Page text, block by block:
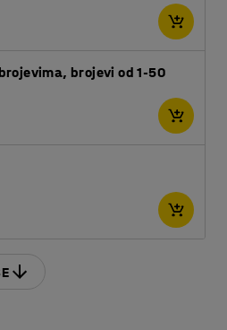
brojevi od 1-50